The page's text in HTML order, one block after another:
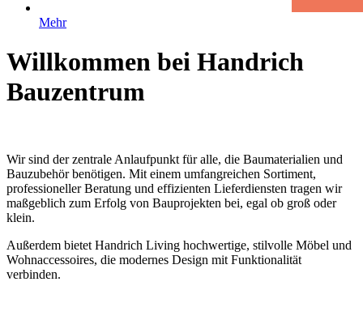
Mehr
Willkommen bei Handrich
Bauzentrum
Wir sind der zentrale Anlaufpunkt für alle, die Baumaterialien und
Bauzubehör benötigen. Mit einem umfangreichen Sortiment,
professioneller Beratung und effizienten Lieferdiensten tragen wir
maßgeblich zum Erfolg von Bauprojekten bei, egal ob groß oder
klein.
Außerdem bietet Handrich Living hochwertige, stilvolle Möbel und
Wohnaccessoires, die modernes Design mit Funktionalität
verbinden.